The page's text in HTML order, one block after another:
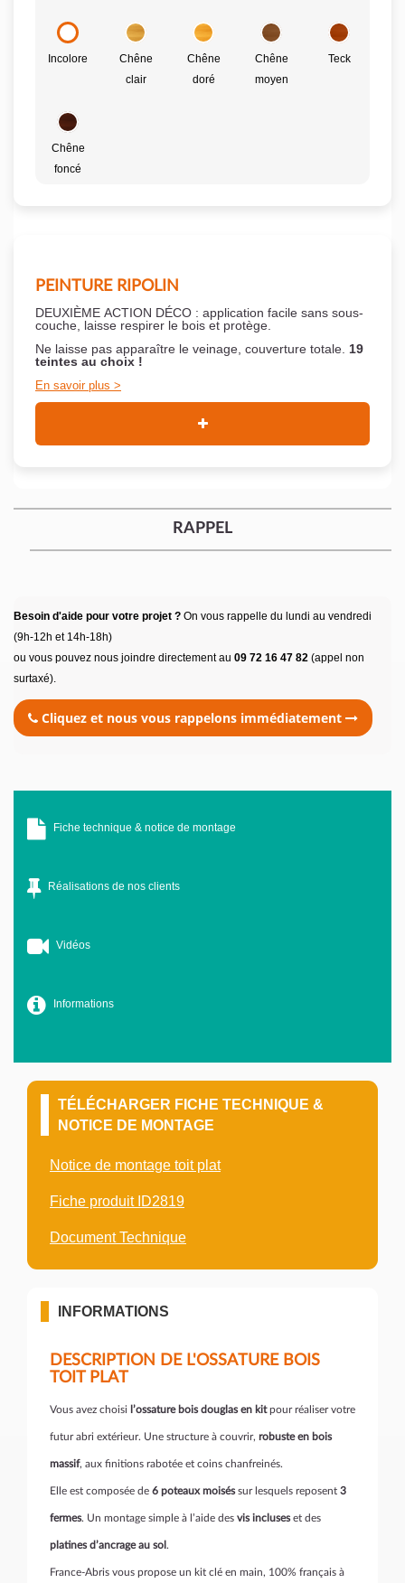
Incolore
Chêne
clair
Chêne
doré
Chêne
moyen
Teck
Chêne
foncé
PEINTURE RIPOLIN
DEUXIÈME ACTION DÉCO : application facile sans sous-
couche, laisse respirer le bois et protège.
Ne laisse pas apparaître le veinage, couverture totale. 19
teintes au choix !
En savoir plus
RAPPEL
Besoin d'aide pour votre projet ? On vous rappelle du lundi au vendredi
(9h-12h et 14h-18h)
ou vous pouvez nous joindre directement au 09 72 16 47 82 (appel non
surtaxé).
Cliquez et nous vous rappelons immédiatement
Fiche technique & notice de montage
Réalisations de nos clients
Vidéos
Informations
TÉLÉCHARGER FICHE TECHNIQUE &
NOTICE DE MONTAGE
Notice de montage toit plat
Fiche produit ID2819
Document Technique
INFORMATIONS
DESCRIPTION DE L'OSSATURE BOIS
TOIT PLAT
Vous avez choisi l’ossature bois douglas en kitpour réaliser votre
futur abri extérieur. Une structure à couvrir, robuste en bois
massif, aux finitions rabotée et coins chanfreinés.
Elle est composée de 6 poteaux moiséssur lesquels reposent 3
fermes. Un montage simple à l’aide des vis incluseset des
platines d’ancrage au sol .
France-Abris vous propose un kit clé en main, 100% français à